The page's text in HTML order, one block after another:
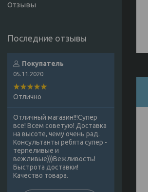
Отзывы
Покупатель
05.11.2020
Отлично
Отличный магазин!!!Супер
все! Всем советую! Доставка
на высоте, чему очень рад.
Консультанты ребята супер -
терпеливые и
вежливые)))Вежливость!
Быстрота доставки!
Качество товара.